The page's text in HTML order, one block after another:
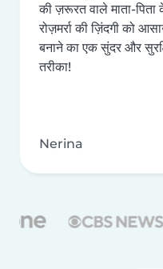
की ज़रूरत वाले माता-पिता
रोज़मर्रा की ज़िंदगी को
बनाने का एक सुंदर और
तरीका!
Nerina